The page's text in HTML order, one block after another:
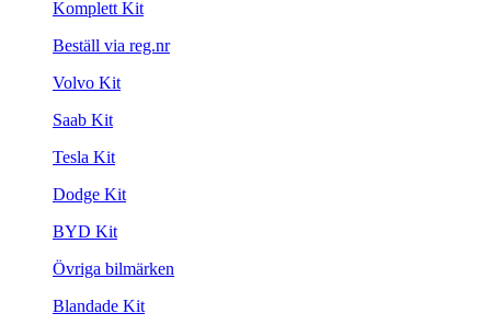
Komplett Kit
Beställ via reg.nr
Volvo Kit
Saab Kit
Tesla Kit
Dodge Kit
BYD Kit
Övriga bilmärken
Blandade Kit